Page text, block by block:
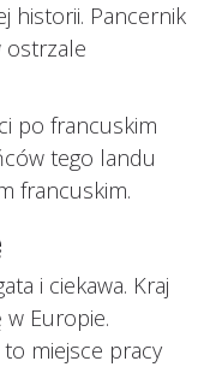
historii. Pancernik
ostrzale
po francuskim
tego landu
francuskim.
i ciekawa. Kraj
Europie.
to miejsce pracy